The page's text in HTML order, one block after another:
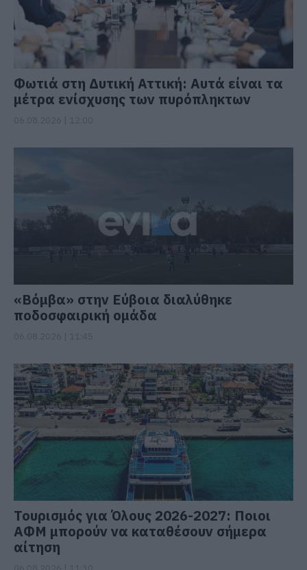
Φωτιά στη Δυτική Αττική: Αυτά είναι τα
μέτρα ενίσχυσης των πυρόπληκτων
«Βόμβα» στην Εύβοια διαλύθηκε
ποδοσφαιρική ομάδα
Τουρισμός για Όλους 2026-2027: Ποιοι
ΑΦΜ μπορούν να καταθέσουν σήμερα
αίτηση